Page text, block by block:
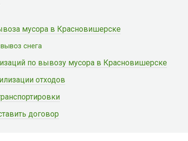
мусора в Красновишерске
снега
по вывозу мусора в Красновишерске
отходов
договор